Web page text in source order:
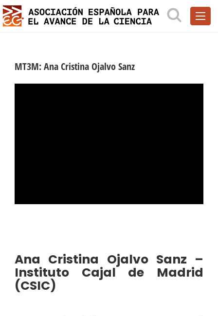
MT3M: Ana Cristina Ojalvo Sanz
Ana Cristina Ojalvo Sanz –
Instituto Cajal de Madrid
(CSIC)